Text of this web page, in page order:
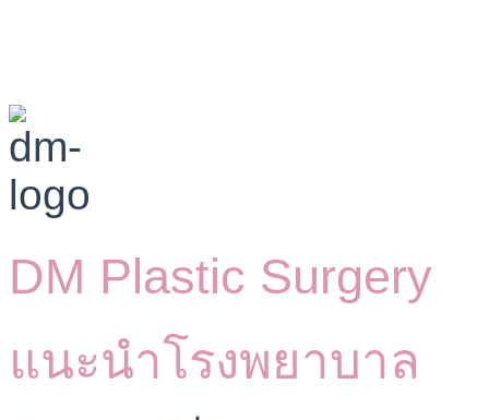
DM Plastic Surgery
แนะนำโรงพยาบาล